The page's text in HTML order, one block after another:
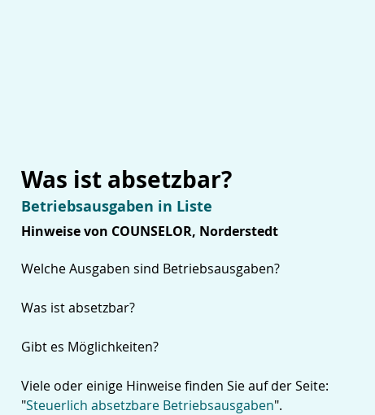
Was ist absetzbar?
Betriebsausgaben in Liste
Hinweise von COUNSELOR, Norderstedt
Welche Ausgaben sind Betriebsausgaben?
Was ist absetzbar?
Gibt es Möglichkeiten?
Viele oder einige Hinweise finden Sie auf der Seite:
"Steuerlich absetzbare Betriebsausgaben".